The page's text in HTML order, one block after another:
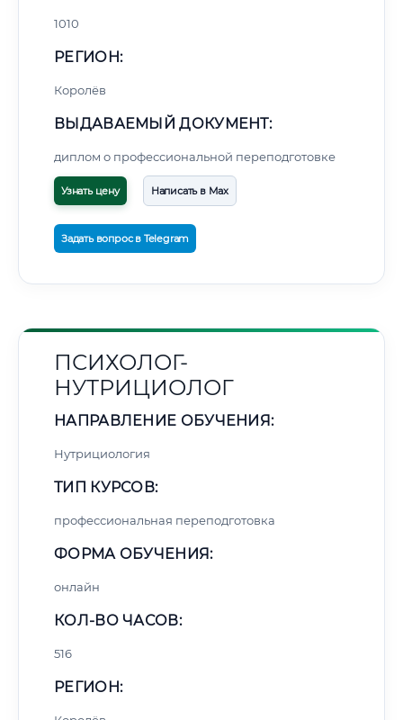
1010
РЕГИОН:
Королёв
ВЫДАВАЕМЫЙ ДОКУМЕНТ:
диплом о профессиональной переподготовке
Узнать цену Написать в Max
Задать вопрос в Telegram
ПСИХОЛОГ-
НУТРИЦИОЛОГ
НАПРАВЛЕНИЕ ОБУЧЕНИЯ:
Нутрициология
ТИП КУРСОВ:
профессиональная переподготовка
ФОРМА ОБУЧЕНИЯ:
онлайн
КОЛ-ВО ЧАСОВ:
516
РЕГИОН: